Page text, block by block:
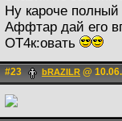
Ну кароче
Аффтар дай его
ОТ4к:овать
#23 bRAZILR @